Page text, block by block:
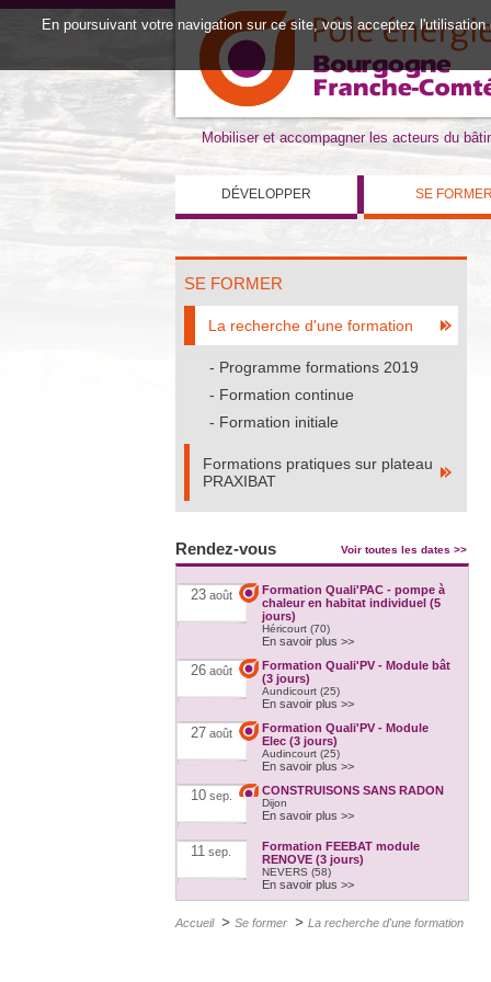
Mobiliser et accompagner les acteurs du
DÉVELOPPER SE FORMER
SE FORMER
La recherche d'une formation
Programme formations 2019
Formation continue
Formation initiale
Formations pratiques sur plateau
PRAXIBAT
Rendez-vous Voir toutes les dates >>
23 août
Formation Quali'PAC - pompe à
chaleur en habitat individuel (5
jours)
Héricourt (70)
En savoir plus >>
26 août
Formation Quali'PV - Module bât
(3 jours)
Aundicourt (25)
En savoir plus >>
27 août
Formation Quali'PV - Module
Elec (3 jours)
Audincourt (25)
En savoir plus >>
10 sep. CONSTRUISONS SANS RADON
Dijon
En savoir plus >>
11 sep.
Formation FEEBAT module
RENOVE (3 jours)
NEVERS (58)
En savoir plus >>
parois
Accueil > Se former > La recherche d'une formation
En poursuivant votre navigation sur ce site, vous acceptez